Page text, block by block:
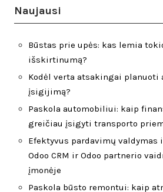
Naujausi
Būstas prie upės: kas lemia
išskirtinumą?
Kodėl verta atsakingai planuoti
įsigijimą?
Paskola automobiliui: kaip
greičiau įsigyti transporto
Efektyvus pardavimų valdymas
Odoo CRM ir Odoo partnerio
įmonėje
Paskola būsto remontui: kaip